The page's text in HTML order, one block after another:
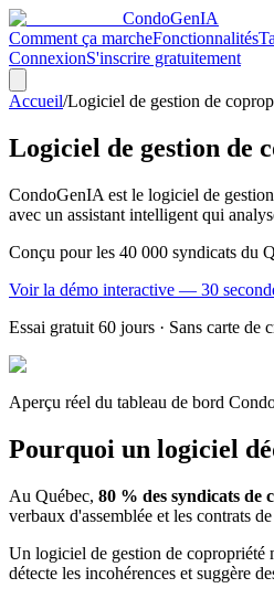
CondoGenIA
Comment ça marcheFonctionnalités
ConnexionS'inscrire gratuitement
Accueil/Logiciel de gestion de
Logiciel de gestion de
CondoGenIA est le logiciel de
avec un assistant intelligent qui
Conçu pour les 40 000 syndicats du
Voir la démo interactive — 30
Essai gratuit 60 jours · Sans carte de
Aperçu réel du tableau de bord
Pourquoi un logiciel
Au Québec, 80 % des syndicats
verbaux d'assemblée et les contrats
Un logiciel de gestion de copropriété
détecte les incohérences et suggère